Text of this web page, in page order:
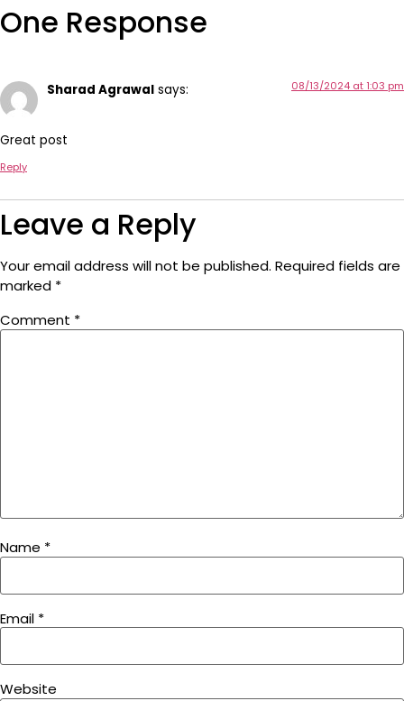
One Response
Sharad Agrawal says: 08/13/2024 at 1:03 pm
Great post
Reply
Leave a Reply
Your email address will not be published. Required fields are
marked *
Comment *
Name *
Email *
Website